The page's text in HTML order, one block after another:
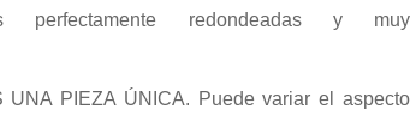
perfectamente redondeadas y muy
UNA PIEZA ÚNICA. Puede variar el aspecto